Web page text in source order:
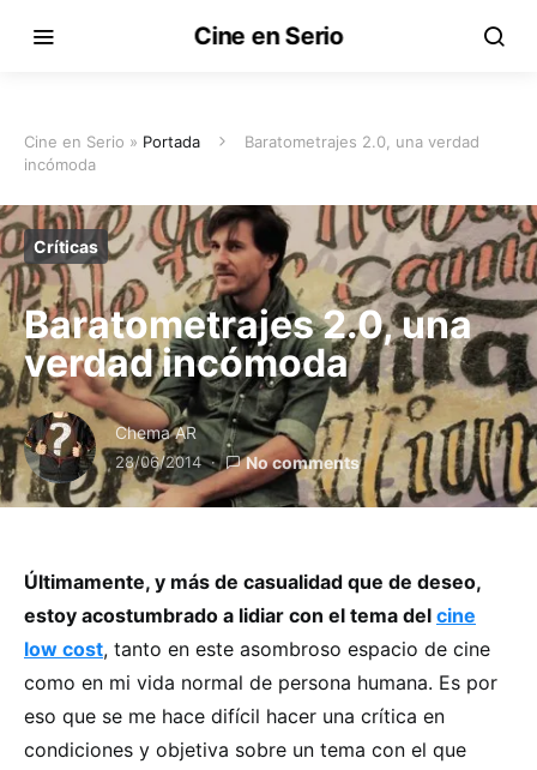
Cine en Serio
Cine en Serio » Portada
Baratometrajes 2.0, una verdad
incómoda
Críticas
Baratometrajes 2.0, una
verdad incómoda
Chema AR
28/06/2014 No comments
Últimamente, y más de casualidad que de deseo,
estoy acostumbrado a lidiar con el tema del cine
low cost, tanto en este asombroso espacio de cine
como en mi vida normal de persona humana. Es por
eso que se me hace difícil hacer una crítica en
condiciones y objetiva sobre un tema con el que